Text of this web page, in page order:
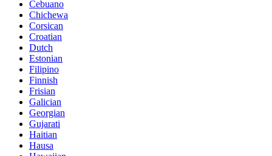
Cebuano
Chichewa
Corsican
Croatian
Dutch
Estonian
Filipino
Finnish
Frisian
Galician
Georgian
Gujarati
Haitian
Hausa